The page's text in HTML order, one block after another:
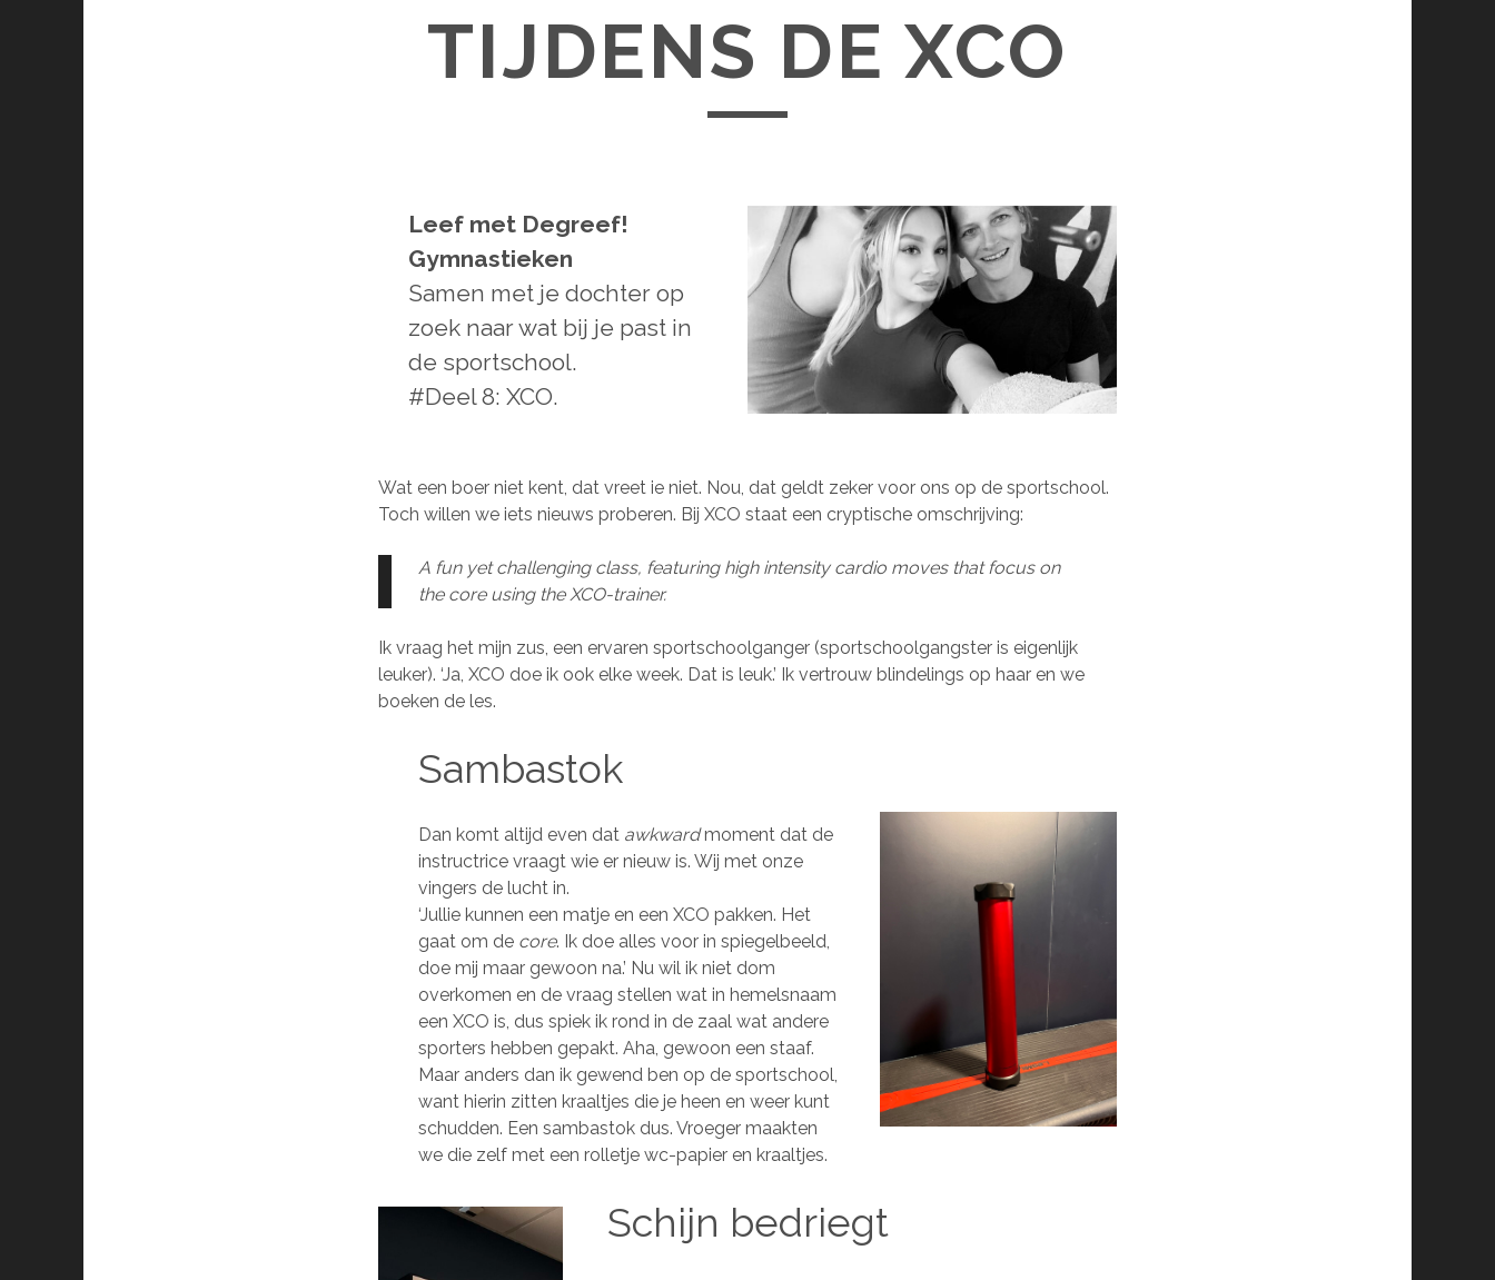
TIJDENS DE XCO
Leef met Degreef!
Gymnastieken
Samen met je dochter op
zoek naar wat bij je past in
de sportschool.
#Deel 8: XCO.
Wat een boer niet kent, dat vreet ie niet. Nou, dat geldt zeker voor ons op de sportschool.
Toch willen we iets nieuws proberen. Bij XCO staat een cryptische omschrijving:
A fun yet challenging class, featuring high intensity cardio moves that focus on
the core using the XCO-trainer.
Ik vraag het mijn zus, een ervaren sportschoolganger (sportschoolgangster is eigenlijk
leuker). ‘Ja, XCO doe ik ook elke week. Dat is leuk.’ Ik vertrouw blindelings op haar en we
boeken de les.
Sambastok
Dan komt altijd even dat awkwardmoment dat de
instructrice vraagt wie er nieuw is. Wij met onze
vingers de lucht in.
‘Jullie kunnen een matje en een XCO pakken. Het
gaat om de core. Ik doe alles voor in spiegelbeeld,
doe mij maar gewoon na.’ Nu wil ik niet dom
overkomen en de vraag stellen wat in hemelsnaam
een XCO is, dus spiek ik rond in de zaal wat andere
sporters hebben gepakt. Aha, gewoon een staaf.
Maar anders dan ik gewend ben op de sportschool,
want hierin zitten kraaltjes die je heen en weer kunt
schudden. Een sambastok dus. Vroeger maakten
we die zelf met een rolletje wc-papier en kraaltjes.
Schijn bedriegt